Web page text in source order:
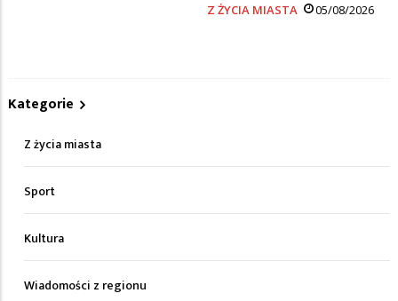
Z ŻYCIA MIASTA 05/08/2026
Kategorie
Z życia miasta
Sport
Kultura
Wiadomości z regionu